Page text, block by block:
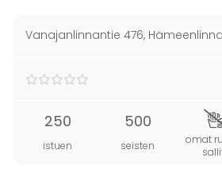
Vanajanlinnantie 476, Hämeenlinna
250
istuen
500
seisten
omat